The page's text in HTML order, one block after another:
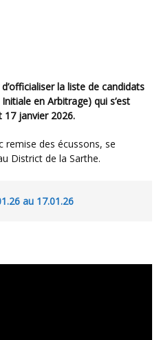
en Arbitrage) qui s’est
17 janvier 2026.
District de la Sarthe.
au 17.01.26